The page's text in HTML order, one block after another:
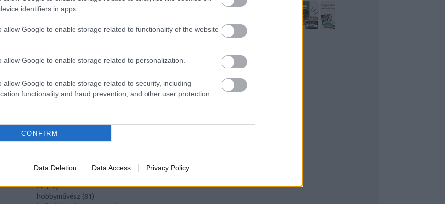
identifiers in apps.
allow Google to enable storage related to functionality of the website
allow Google to enable storage related to personalization.
allow Google to enable storage related to security, including
functionality and fraud prevention, and other user protection.
CONFIRM
Data Deletion Data Access Privacy Policy
art export (82)
dekoráció(383)
DIY (303)
festés(174)
fesztivál
fonal(73)
gyerekeknek
162 )
hír(72)
hobbyművész (81)